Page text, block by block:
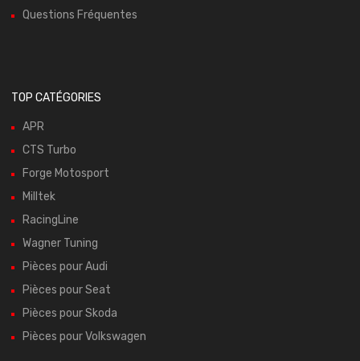
Questions Fréquentes
TOP CATÉGORIES
APR
CTS Turbo
Forge Motosport
Milltek
RacingLine
Wagner Tuning
Pièces pour Audi
Pièces pour Seat
Pièces pour Skoda
Pièces pour Volkswagen